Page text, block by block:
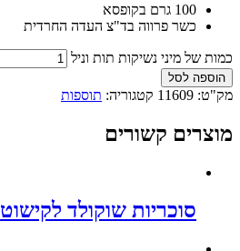
100 גרם בקופסא
כשר פרווה בד"צ העדה החרדית
כמות של מיני נשיקות תות וניל
הוספה לסל
מק"ט: 11609 קטגוריה: תוספות
מוצרים קשורים
סוכריות שוקולד לקישוט